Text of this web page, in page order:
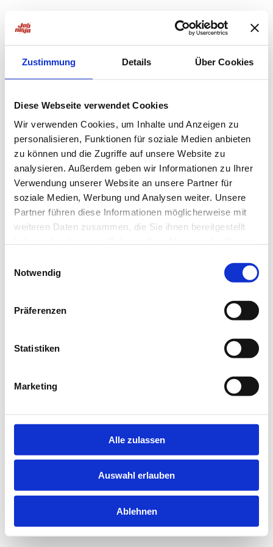
Zustimmung Details Über Cookies
Diese Webseite verwendet Cookies
Wir verwenden Cookies, um Inhalte und Anzeigen zu
personalisieren, Funktionen für soziale Medien anbieten
zu können und die Zugriffe auf unsere Website zu
analysieren. Außerdem geben wir Informationen zu Ihrer
Verwendung unserer Website an unsere Partner für
soziale Medien, Werbung und Analysen weiter. Unsere
Partner führen diese Informationen möglicherweise mit
weiteren Daten zusammen, die Sie ihnen bereitgestellt
Notwendig
Präferenzen
Statistiken
Marketing
Alle zulassen
Auswahl erlauben
Ablehnen
loadingjobninja.com
for more